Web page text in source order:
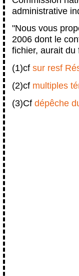
administrative
"Nous vous
2006 dont le
fichier, aurait du
(1)cf sur resf
(2)cf multiples
(3)Cf dépêche